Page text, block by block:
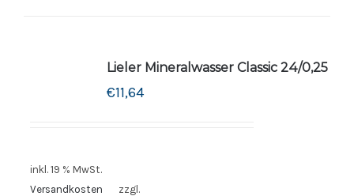
Lieler Mineralwasser Classic 24/0,25
€11,64
inkl. 19 % MwSt.
zzgl.
Versandkosten